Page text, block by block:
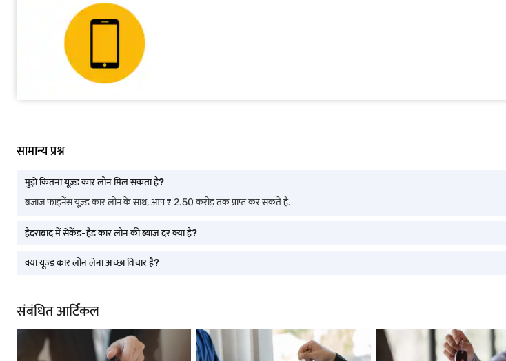
सामान्य प्रश्न
मुझे कितना यूज़्ड कार लोन मिल सकता है?
बजाज फाइनेंस यूज़्ड कार लोन के साथ, आप ₹ 2.50 करोड़ तक प्राप्त कर सकते हैं.
हैदराबाद में सेकेंड-हैंड कार लोन की ब्याज दर क्या है?
क्या यूज़्ड कार लोन लेना अच्छा विचार है?
संबंधित आर्टिकल